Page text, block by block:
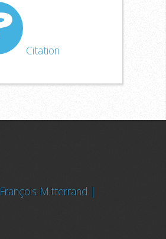
Citation
François Mitterrand |